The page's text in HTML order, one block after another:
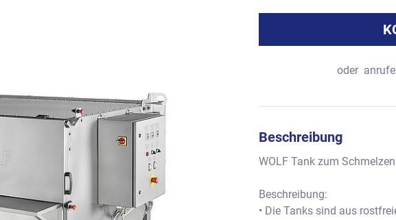
oder
Beschreibung
WOLF Tank zum
Beschreibung:
• Die Tanks sind aus